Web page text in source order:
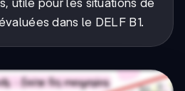
dans le DELF B1.